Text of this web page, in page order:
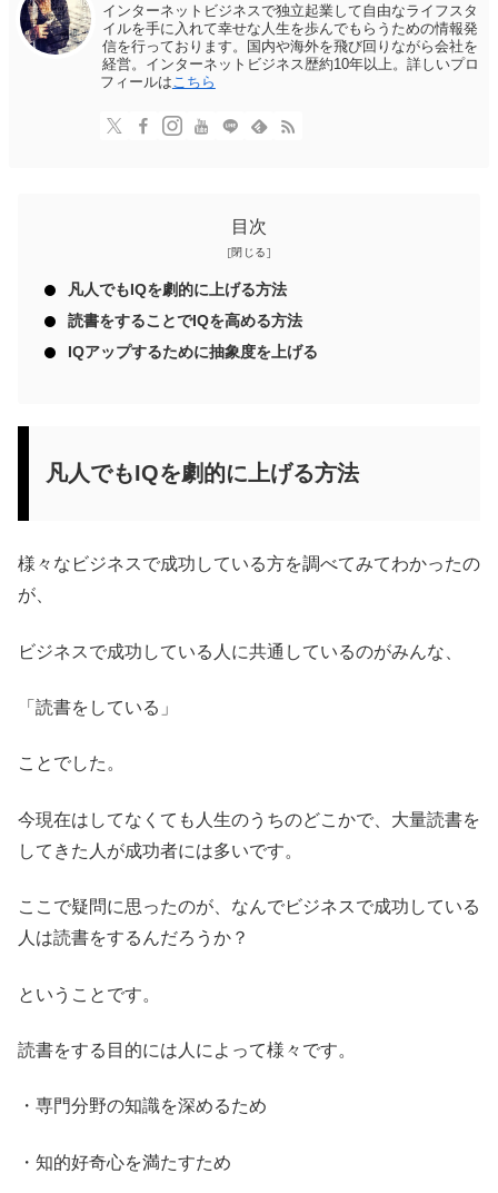
インターネットビジネスで独立起業して自由なライフスタ
イルを手に入れて幸せな人生を歩んでもらうための情報発
信を行っております。国内や海外を飛び回りながら会社を
経営。インターネットビジネス歴約10年以上。詳しいプロ
フィールは こちら
目次
凡人でもIQを劇的に上げる方法
読書をすることでIQを高める方法
IQアップするために抽象度を上げる
凡人でもIQを劇的に上げる方法
様々なビジネスで成功している方を調べてみてわかったの
が、
ビジネスで成功している人に共通しているのがみんな、
「読書をしている」
ことでした。
今現在はしてなくても人生のうちのどこかで、大量読書を
してきた人が成功者には多いです。
ここで疑問に思ったのが、なんでビジネスで成功している
人は読書をするんだろうか？
ということです。
読書をする目的には人によって様々です。
・専門分野の知識を深めるため
・知的好奇心を満たすため